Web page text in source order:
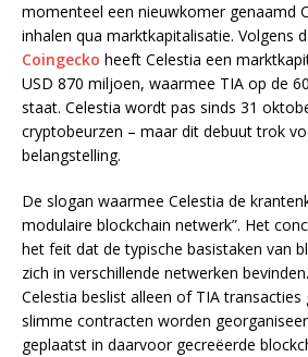
momenteel een nieuwkomer genaamd
inhalen qua marktkapitalisatie. Volgens
Coingecko heeft Celestia een
USD 870 miljoen, waarmee TIA op de
staat. Celestia wordt pas sinds 31
cryptobeurzen – maar dit debuut trok
belangstelling.
De slogan waarmee Celestia de
modulaire blockchain netwerk”. Het
het feit dat de typische basistaken van
zich in verschillende netwerken
Celestia beslist alleen of TIA transacties
slimme contracten worden
geplaatst in daarvoor gecreëerde